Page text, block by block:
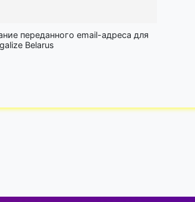
переданного email-адреса для
Belarus